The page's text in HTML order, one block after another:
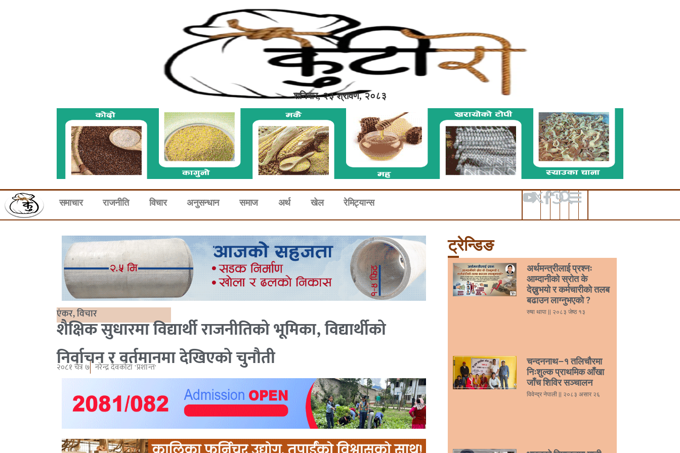
शनिबार, २३ श्रावण, २०८३
समाचार राजनीति विचार अनुसन्धान समाज अर्थ खेल रेमिट्यान्स
एंकर,विचार
शैक्षिक सुधारमा विद्यार्थी राजनीतिको भूमिका, विद्यार्थीको
निर्वाचन र वर्तमानमा देखिएको चुनौती
२०८१ चैत्र ७ नरेन्द्र देवकोटा 'प्रशान्त'
ट्रेन्डिङ
अर्थमन्त्रीलाई प्रश्नः
आम्दानीको स्रोत के
देख्नुभयो र कर्मचारीको तलब
बढाउन लाग्नुभएको ?
रुषा थापा २०८३ जेष्ठ १३
चन्दननाथ–१ तलिचौरमा
निःशुल्क प्राथमिक आँखा
जाँच शिविर सञ्चालन
विवेन्द्र नेपाली २०८३ असार २६